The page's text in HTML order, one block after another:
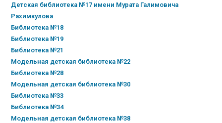
Детская библиотека №17 имени Мурата Галимовича
Рахимкулова
Библиотека №18
Библиотека №19
Библиотека №21
Модельная детская библиотека №22
Библиотека №28
Модельная детская библиотека №30
Библиотека №33
Библиотека №34
Модельная детская библиотека №38